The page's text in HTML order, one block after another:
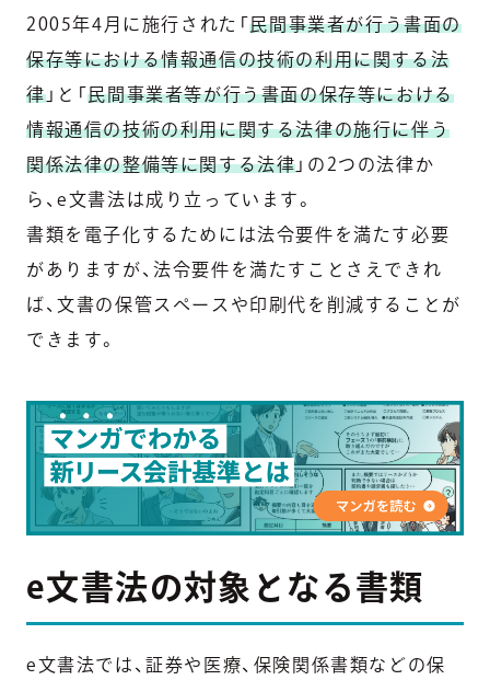
2005年4月に施行された「民間事業者が行う書面の
保存等における情報通信の技術の利用に関する法
律」と「民間事業者等が行う書面の保存等における
情報通信の技術の利用に関する法律の施行に伴う
関係法律の整備等に関する法律 」の2つの法律か
ら、e文書法は成り立っています。
書類を電子化するためには法令要件を満たす必要
がありますが、法令要件を満たすことさえできれ
ば、文書の保管スペースや印刷代を削減することが
できます。
e文書法の対象となる書類
e文書法では、証券や医療、保険関係書類などの保